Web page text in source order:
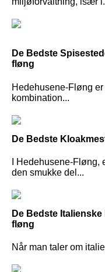
De Bedste
fløng
Hedehusene-Fløng
kombination...
De Bedste
I Hedehusene-
den smukke del...
De Bedste
fløng
Når man taler om